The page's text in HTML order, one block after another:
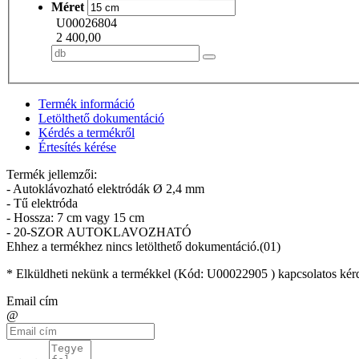
Méret
U00026804
2 400,00
Termék információ
Letölthető dokumentáció
Kérdés a termékről
Értesítés kérése
Termék jellemzői:
- Autoklávozható elektródák Ø 2,4 mm
- Tű elektróda
- Hossza: 7 cm vagy 15 cm
- 20-SZOR AUTOKLAVOZHATÓ
Ehhez a termékhez nincs letölthető dokumentáció.(01)
* Elküldheti nekünk a termékkel (Kód: U00022905 ) kapcsolatos
Email cím
@